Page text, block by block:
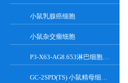
小鼠乳腺癌细胞
小鼠杂交瘤细胞
P3-X63-AG8.653淋巴细胞小鼠骨髓瘤细胞
GC-2SPD(TS) 小鼠精母细胞系